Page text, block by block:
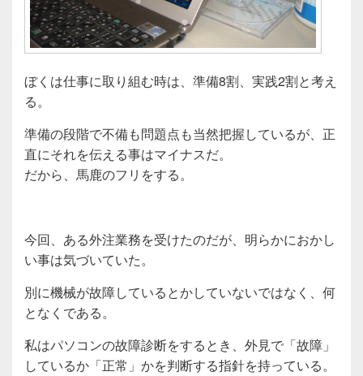
ぼくは仕事に取り組む時は、準備8割、実践2割と考え
る。
準備の段階で不備も問題点も当然把握しているが、正
直にそれを伝える事はマイナスだ。
だから、馬鹿のフリをする。
今回、ある外注業務を受けたのだが、明らかにおかし
い事は気づいていた。
別に機械が故障しているとかしていないではなく、何
となくである。
私はパソコンの故障診断をするとき、外見で「故障」
しているか「正常」かを判断する指針を持っている。